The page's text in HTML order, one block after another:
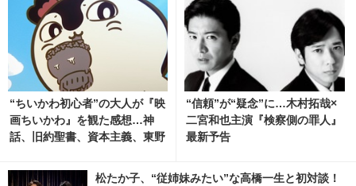
“ちいかわ初心者”の大人が『映
画ちいかわ』を観た感想…神
話、旧約聖書、資本主義、東野
バレあり】
“信頼”が“疑念”に…木村拓哉×
二宮和也主演『検察側の罪人』
最新予告
松たか子、“従姉妹みたい”な高橋一生と初対談！